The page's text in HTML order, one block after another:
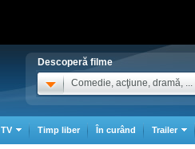
Descoperă filme
Comedie, acţiune, dramă, ...
TV Timp liber În curând Trailer